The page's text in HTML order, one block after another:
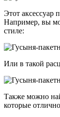
Этот аксессуар
Например, вы
стиле:
Или в такой
Также можно
которые